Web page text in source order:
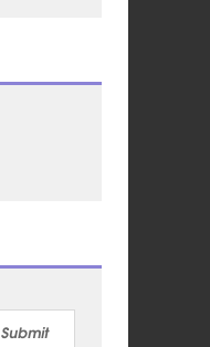
Submit